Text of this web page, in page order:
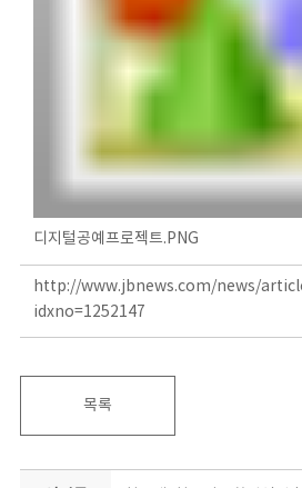
디지털공예프로젝트.PNG
http://www.jbnews.com/news/
idxno=1252147
목록